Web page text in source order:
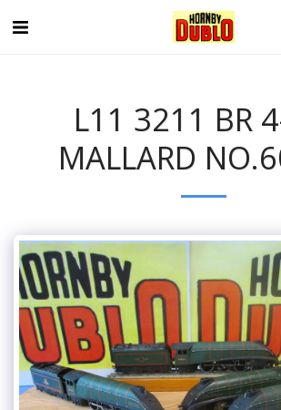
L11 3211 BR
MALLARD